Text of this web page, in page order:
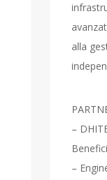
alla
–
–